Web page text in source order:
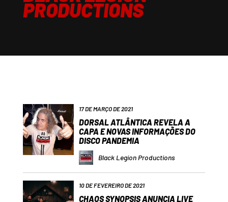
PRODUCTIONS
17 DE MARÇO DE 2021
DORSAL ATLÂNTICA REVELA A
CAPA E NOVAS INFORMAÇÕES DO
DISCO PANDEMIA
Black Legion Productions
10 DE FEVEREIRO DE 2021
CHAOS SYNOPSIS ANUNCIA LIVE